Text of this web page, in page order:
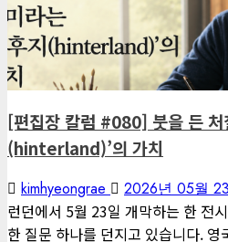
게재된 글
편집장 칼럼
[편집장 칼럼 #080] 붓을 든 처
(hinterland)’의 가치
kimhyeongrae 2026년 05월
런던에서 5월 23일 개막하는 한 전
한 질문 하나를 던지고 있습니다.